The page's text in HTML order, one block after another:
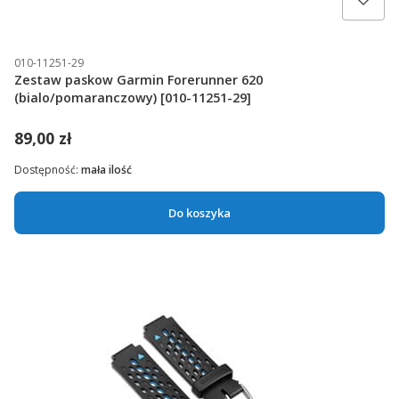
010-11251-29
Zestaw paskow Garmin Forerunner 620
(bialo/pomaranczowy) [010-11251-29]
89,00 zł
Do koszyka
Dostępność: mała ilość